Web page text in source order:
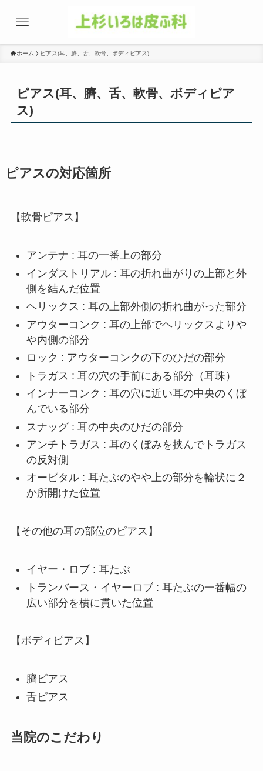
ホーム ピアス(耳、臍、舌、軟骨、ボディピアス)
ピアス(耳、臍、舌、軟骨、ボディピア
ス)
ピアスの対応箇所
【軟骨ピアス】
アンテナ : 耳の一番上の部分
インダストリアル : 耳の折れ曲がりの上部と外
側を結んだ位置
ヘリックス : 耳の上部外側の折れ曲がった部分
アウターコンク : 耳の上部でヘリックスよりや
や内側の部分
ロック : アウターコンクの下のひだの部分
トラガス : 耳の穴の手前にある部分（耳珠）
インナーコンク : 耳の穴に近い耳の中央のくぼ
んでいる部分
スナッグ : 耳の中央のひだの部分
アンチトラガス : 耳のくぼみを挟んでトラガス
の反対側
オービタル : 耳たぶのやや上の部分を輪状に２
か所開けた位置
【その他の耳の部位のピアス】
イヤー・ロブ : 耳たぶ
トランバース・イヤーロブ : 耳たぶの一番幅の
広い部分を横に貫いた位置
【ボディピアス】
臍ピアス
舌ピアス
当院のこだわり